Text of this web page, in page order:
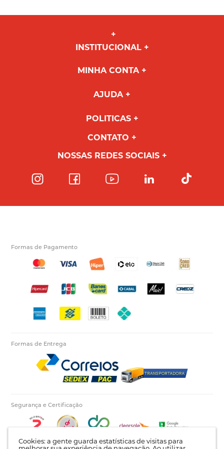
Cookies: a gente guarda estatísticas de visitas para
INSTITUCIONAL
MINHA CONTA
AJUDA
POLITICAS
CONTATO
NOSSAS REDES SOCIAIS
Formas de Pagamento
Formas de Entrega
Segurança e Certificação